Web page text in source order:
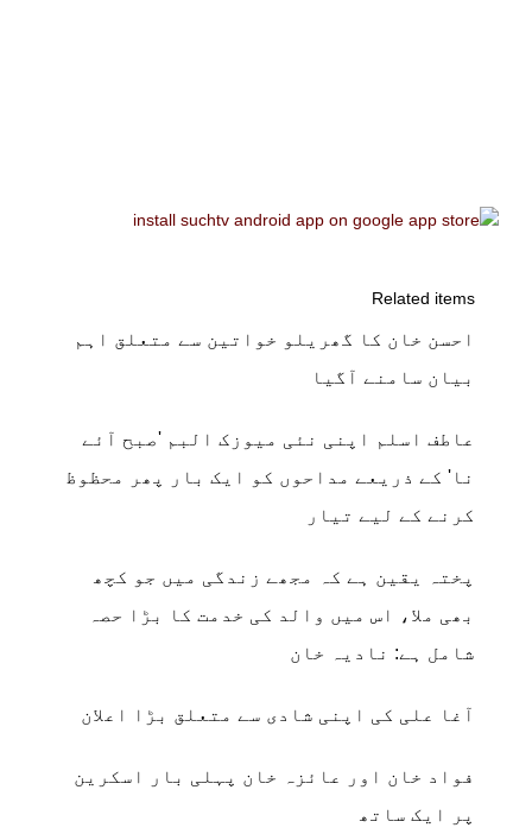
Related items
احسن خان کا گھریلو خواتین سے متعلق اہم
بیان سامنے آگیا
عاطف اسلم اپنی نئی میوزک البم 'صبح آئے
نا' کے ذریعے مداحوں کو ایک بار پھر محظوظ
کرنے کے لیے تیار
پختہ یقین ہے کہ مجھے زندگی میں جو کچھ
بھی ملا، اس میں والد کی خدمت کا بڑا حصہ
شامل ہے: نادیہ خان
آغا علی کی اپنی شادی سے متعلق بڑا اعلان
فواد خان اور عائزہ خان پہلی بار اسکرین
پر ایک ساتھ